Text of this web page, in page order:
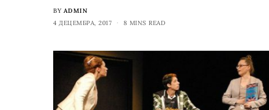
BY ADMIN
4 ДЕЦЕМБРА, 2017
8 MINS READ